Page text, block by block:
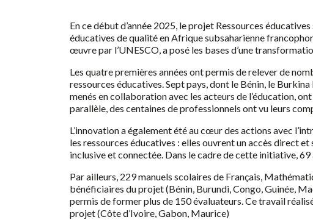
En ce début d’année 2025, le projet Ressources
éducatives de qualité en Afrique subsaharienne
œuvre par l’UNESCO, a posé les bases d’une
Les quatre premières années ont permis de relever de
ressources éducatives. Sept pays, dont le Bénin, le
menés en collaboration avec les acteurs de l’éducation,
parallèle, des centaines de professionnels ont vu leurs
L’innovation a également été au cœur des actions avec
les ressources éducatives : elles ouvrent un accès direct
inclusive et connectée. Dans le cadre de cette initiative,
Par ailleurs, 229 manuels scolaires de Français,
bénéficiaires du projet (Bénin, Burundi, Congo, Guinée,
permis de former plus de 150 évaluateurs. Ce travail
projet (Côte d’Ivoire, Gabon, Maurice)